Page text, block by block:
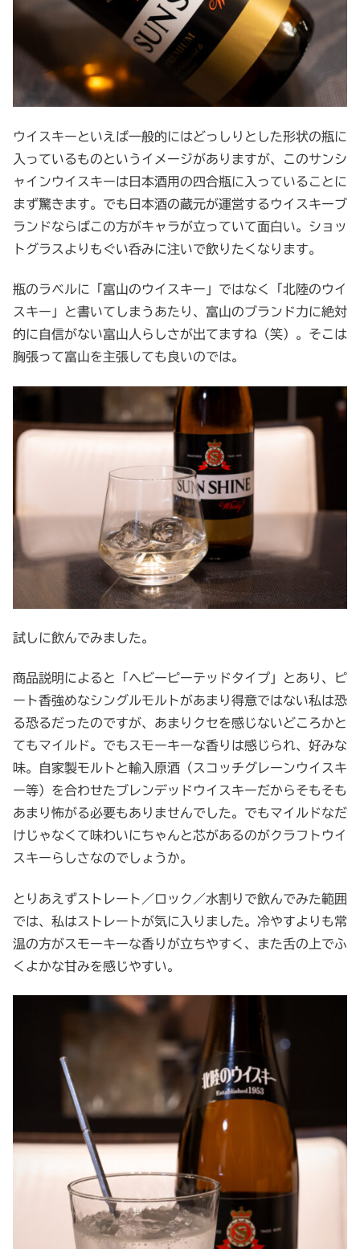
ウイスキーといえば一般的にはどっしりとした形状の瓶に
入っているものというイメージがありますが、このサンシ
ャインウイスキーは日本酒用の四合瓶に入っていることに
まず驚きます。でも日本酒の蔵元が運営するウイスキーブ
ランドならばこの方がキャラが立っていて面白い。ショッ
トグラスよりもぐい呑みに注いで飲りたくなります。
瓶のラベルに「富山のウイスキー」ではなく「北陸のウイ
スキー」と書いてしまうあたり、富山のブランド力に絶対
的に自信がない富山人らしさが出てますね（笑）。そこは
胸張って富山を主張しても良いのでは。
試しに飲んでみました。
商品説明によると「ヘビーピーテッドタイプ」とあり、ピ
ート香強めなシングルモルトがあまり得意ではない私は恐
る恐るだったのですが、あまりクセを感じないどころかと
てもマイルド。でもスモーキーな香りは感じられ、好みな
味。自家製モルトと輸入原酒（スコッチグレーンウイスキ
ー等）を合わせたブレンデッドウイスキーだからそもそも
あまり怖がる必要もありませんでした。でもマイルドなだ
けじゃなくて味わいにちゃんと芯があるのがクラフトウイ
スキーらしさなのでしょうか。
とりあえずストレート／ロック／水割りで飲んでみた範囲
では、私はストレートが気に入りました。冷やすよりも常
温の方がスモーキーな香りが立ちやすく、また舌の上でふ
くよかな甘みを感じやすい。